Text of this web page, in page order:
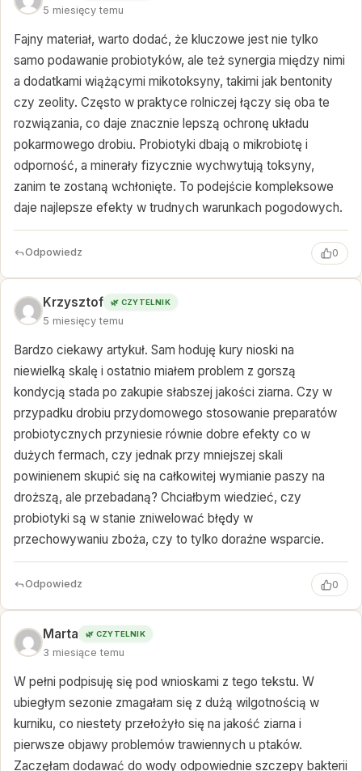
5 miesięcy temu
Fajny materiał, warto dodać, że kluczowe jest nie tylko
samo podawanie probiotyków, ale też synergia między nimi
a dodatkami wiążącymi mikotoksyny, takimi jak bentonity
czy zeolity. Często w praktyce rolniczej łączy się oba te
rozwiązania, co daje znacznie lepszą ochronę układu
pokarmowego drobiu. Probiotyki dbają o mikrobiotę i
odporność, a minerały fizycznie wychwytują toksyny,
zanim te zostaną wchłonięte. To podejście kompleksowe
daje najlepsze efekty w trudnych warunkach pogodowych.
Odpowiedz 0
Krzysztof 🌿 CZYTELNIK
5 miesięcy temu
Bardzo ciekawy artykuł. Sam hoduję kury nioski na
niewielką skalę i ostatnio miałem problem z gorszą
kondycją stada po zakupie słabszej jakości ziarna. Czy w
przypadku drobiu przydomowego stosowanie preparatów
probiotycznych przyniesie równie dobre efekty co w
dużych fermach, czy jednak przy mniejszej skali
powinienem skupić się na całkowitej wymianie paszy na
droższą, ale przebadaną? Chciałbym wiedzieć, czy
probiotyki są w stanie zniwelować błędy w
przechowywaniu zboża, czy to tylko doraźne wsparcie.
Odpowiedz 0
Marta 🌿 CZYTELNIK
3 miesiące temu
W pełni podpisuję się pod wnioskami z tego tekstu. W
ubiegłym sezonie zmagałam się z dużą wilgotnością w
kurniku, co niestety przełożyło się na jakość ziarna i
pierwsze objawy problemów trawiennych u ptaków.
Zaczęłam dodawać do wody odpowiednie szczepy bakterii